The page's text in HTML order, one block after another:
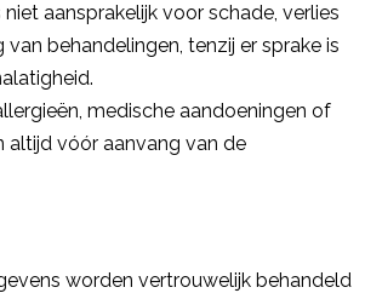
aansprakelijk voor schade, verlies
behandelingen, tenzij er sprake is
medische aandoeningen of
altijd vóór aanvang van de
worden vertrouwelijk behandeld